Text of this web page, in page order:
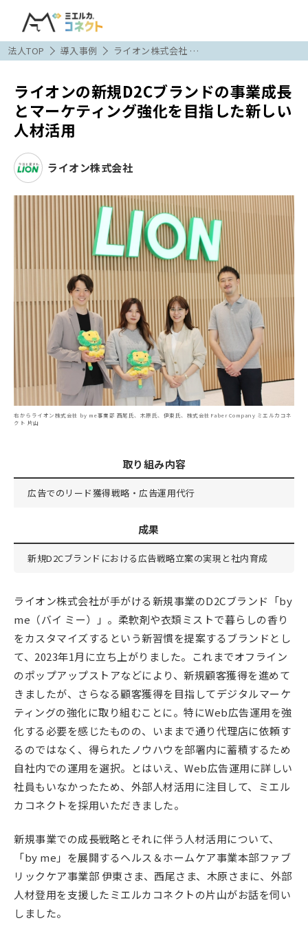
法人TOP 導入事例 ライオン株式会社 …
ライオンの新規D2Cブランドの事業成長
とマーケティング強化を目指した新しい
人材活用
ライオン株式会社
右からライオン株式会社 by me事業部 西尾氏、木原氏、伊東氏、株式会社Faber Company ミエルカコネ
クト 片山
取り組み内容
広告でのリード獲得戦略・広告運用代行
成果
新規D2Cブランドにおける広告戦略立案の実現と社内育成
ライオン株式会社が手がける新規事業のD2Cブランド「by
me（バイ ミー）」。柔軟剤や衣類ミストで暮らしの香り
をカスタマイズするという新習慣を提案するブランドとし
て、2023年1月に立ち上がりました。これまでオフライン
のポップアップストアなどにより、新規顧客獲得を進めて
きましたが、さらなる顧客獲得を目指してデジタルマーケ
ティングの強化に取り組むことに。特にWeb広告運用を強
化する必要を感じたものの、いままで通り代理店に依頼す
るのではなく、得られたノウハウを部署内に蓄積するため
自社内での運用を選択。とはいえ、Web広告運用に詳しい
社員もいなかったため、外部人材活用に注目して、ミエル
カコネクトを採用いただきました。
新規事業での成長戦略とそれに伴う人材活用について、
「by me」を展開するヘルス＆ホームケア事業本部ファブ
リックケア事業部 伊東さま、西尾さま、木原さまに、外部
人材登用を支援したミエルカコネクトの片山がお話を伺い
しました。